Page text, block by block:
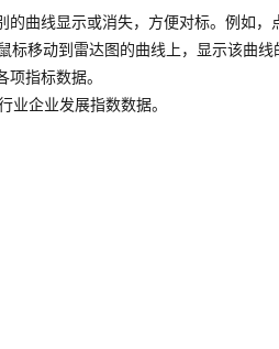
的曲线显示或消失，方便对标。例如，
标移动到雷达图的曲线上，显示该曲
项指标数据。
业企业发展指数数据。